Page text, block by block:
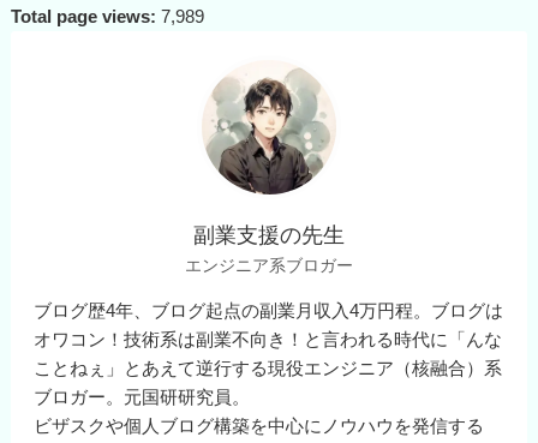
Total page views: 7,989
副業支援の先生
エンジニア系ブロガー
ブログ歴4年、ブログ起点の副業月収入4万円程。ブログは
オワコン！技術系は副業不向き！と言われる時代に「んな
ことねぇ」とあえて逆行する現役エンジニア（核融合）系
ブロガー。元国研研究員。
ビザスクや個人ブログ構築を中心にノウハウを発信する